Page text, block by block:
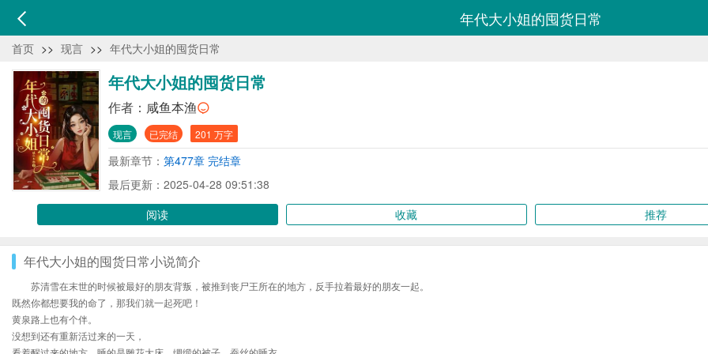
年代大小姐的囤货日常
首页 >> 现言 >> 年代大小姐的囤货日常
年代大小姐的囤货日常
作者： 咸鱼本渔
现言 已完结 201 万字
最新章节： 第477章 完结章
最后更新：2025-04-28 09:51:38
阅读
收藏 推荐
年代大小姐的囤货日常小说简介
苏清雪在末世的时候被最好的朋友背叛，被推到丧尸王所在的地方，反手拉着最好的朋友一起。
既然你都想要我的命了，那我们就一起死吧！
黄泉路上也有个伴。
没想到还有重新活过来的一天，